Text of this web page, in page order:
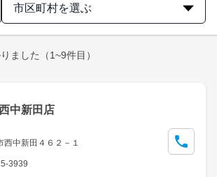
こちら
市区町村を選ぶ
ました （1~9件目）
中新田店
西中新田４６２－１
3939